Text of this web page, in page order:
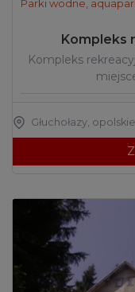
Parki wodne,
Kompleks
Kompleks
Głuchołazy, opolskie